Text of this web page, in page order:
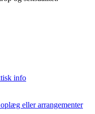
info
eller arrangementer